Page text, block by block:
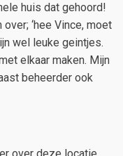
huis dat gehoord!
‘hee Vince, moet
wel leuke geintjes.
elkaar maken. Mijn
beheerder ook